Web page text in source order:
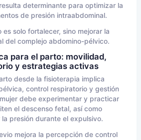
determinante para optimizar la
de presión intraabdominal.
es solo fortalecer, sino mejorar la
del complejo abdomino-pélvico.
para el parto: movilidad,
y estrategias activas
desde la fisioterapia implica
control respiratorio y gestión
debe experimentar y practicar
el descenso fetal, así como
presión durante el expulsivo.
mejora la percepción de control